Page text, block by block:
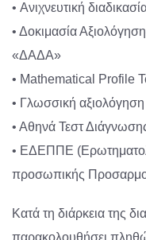
• Ανιχνευτική
• Δοκιμασία
«ΔΑΔΑ»
• Mathematical Profile
• Γλωσσική
• Αθηνά Τεστ
• ΕΔΕΠΠΕ
προσωπικής
Κατά τη διάρκεια της